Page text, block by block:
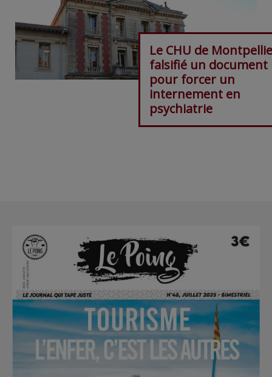
Le CHU de
falsifié un document
pour forcer un
internement en
psychiatrie